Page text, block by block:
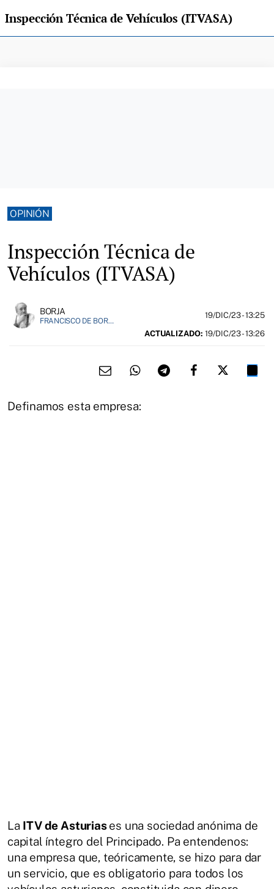
Inspección Técnica de Vehículos (ITVASA)
OPINIÓN
Inspección Técnica de
Vehículos (ITVASA)
BORJA
FRANCISCO DE BORJA MÁRQUEZ, FUNDADOR DE EL FIELATO
19/DIC/23- 13:25
ACTUALIZADO: 19/DIC/23 - 13:26
Definamos esta empresa:
La ITV de Asturiases una sociedad anónima de
capital íntegro del Principado. Pa entendenos:
una empresa que, teóricamente, se hizo para dar
un servicio, que es obligatorio para todos los